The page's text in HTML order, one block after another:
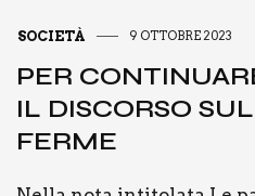
SOCIETÀ 9 OTTOBRE 2023
PER
IL DISCOR­SO
FER­ME